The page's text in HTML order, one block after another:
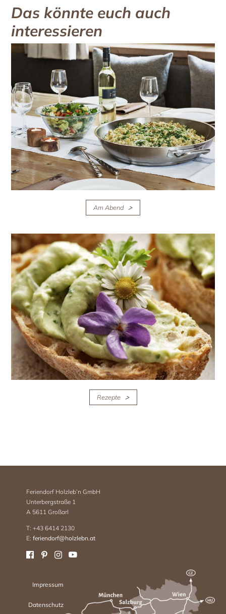
Das könnte euch auch
interessieren
Am Abend
Rezepte
Feriendorf Holzleb’n GmbH
Unterbergstraße 1
A 5611 Großarl
T: +43 6414 2130
E:feriendorf@holzlebn.at
Impressum
Datenschutz